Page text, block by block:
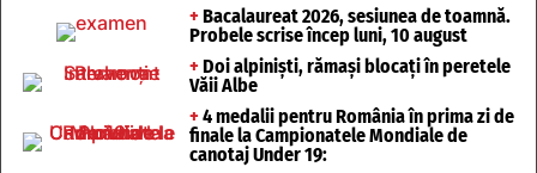
+ Bacalaureat 2026, sesiunea de toamnă.
Probele scrise încep luni, 10 august
+ Doi alpiniști, rămași blocați în peretele
Văii Albe
+ 4 medalii pentru România în prima zi de
finale la Campionatele Mondiale de
canotaj Under 19: